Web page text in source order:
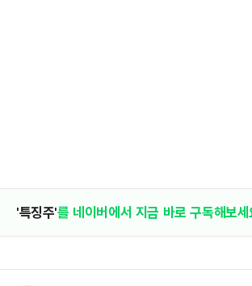
'특징주'를 네이버에서 지금 바로 구독해보